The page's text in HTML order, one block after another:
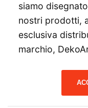
siamo
nostri prodotti,
esclusiva
marchio,